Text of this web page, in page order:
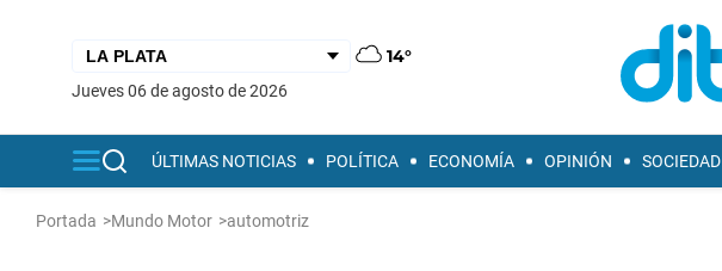
14°
jueves 06 de agosto de 2026
ÚLTIMAS NOTICIAS POLÍTICA ECONOMÍA OPINIÓN SOCIEDAD
Portada >Mundo Motor >automotriz